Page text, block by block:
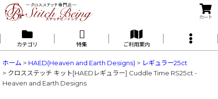
カート
カテゴリ 特集 ご利用案内
ホーム > HAED(Heaven and Earth Designs) > レギュラー25ct
> クロスステッチ キット[HAEDレギュラー] Cuddle Time RS25ct -
Heaven and Earth Designs